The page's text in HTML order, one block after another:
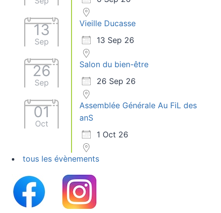
13
Sep
Vieille Ducasse
13 Sep 26
26
Sep
Salon du bien-être
26 Sep 26
01
Oct
Assemblée Générale Au FiL des
anS
1 Oct 26
tous les évènements